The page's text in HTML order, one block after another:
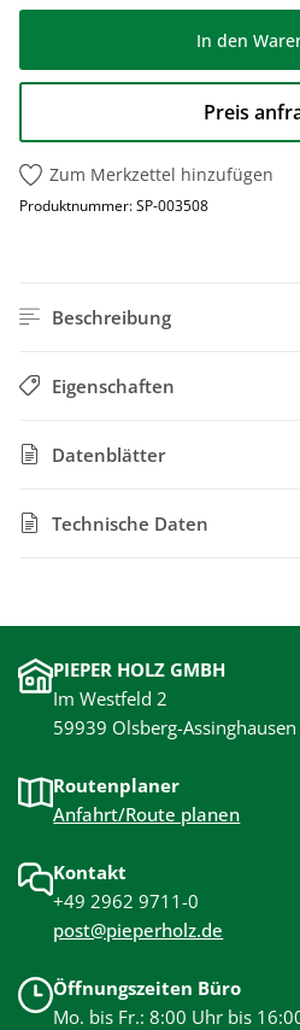
In den
Preis
Zum Merkzettel hinzufügen
Produktnummer:SP-003508
Beschreibung
Eigenschaften
Datenblätter
Technische Daten
PIEPER HOLZ GMBH
Im Westfeld 2
59939 Olsberg-Assinghausen
Routenplaner
Anfahrt/Route planen
Kontakt
+49 2962 9711-0
post@pieperholz.de
Öffnungszeiten Büro
Mo. bis Fr.: 8:00 Uhr bis